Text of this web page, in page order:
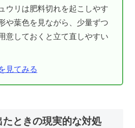
ウリは肥料切れを起こしやす
や葉色を見ながら、少量ずつ
意しておくと立て直しやすい
見てみる
たときの現実的な対処